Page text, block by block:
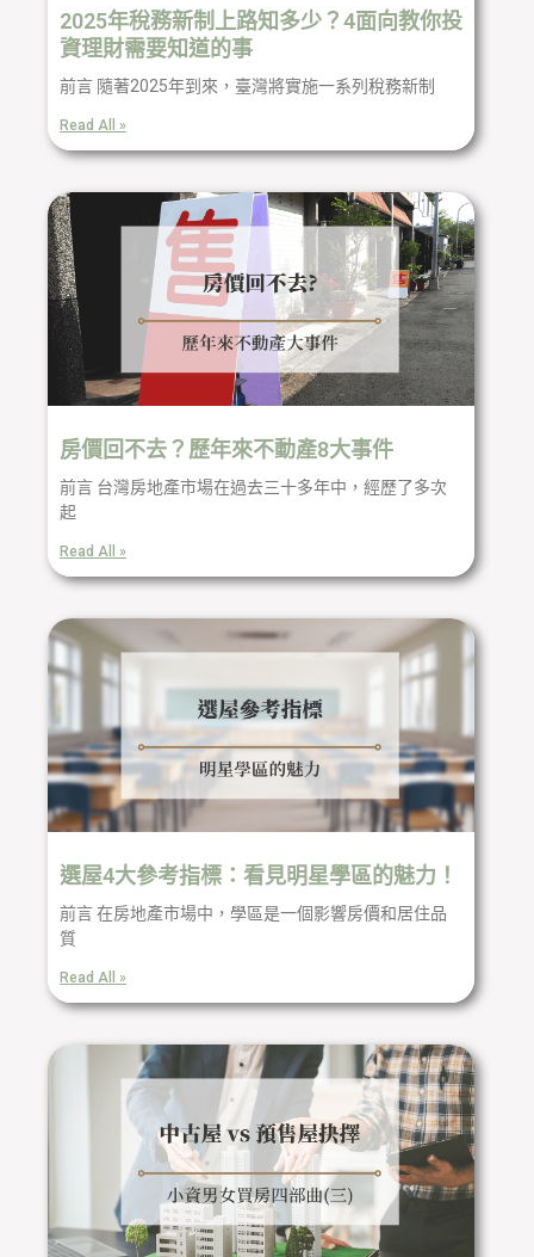
2025年稅務新制上路知多少？4面向教你投
資理財需要知道的事
前言 隨著2025年到來，臺灣將實施一系列稅務新制
Read All »
房價回不去？歷年來不動產8大事件
前言 台灣房地產市場在過去三十多年中，經歷了多次
起
Read All »
選屋4大參考指標：看見明星學區的魅力！
前言 在房地產市場中，學區是一個影響房價和居住品
質
Read All »